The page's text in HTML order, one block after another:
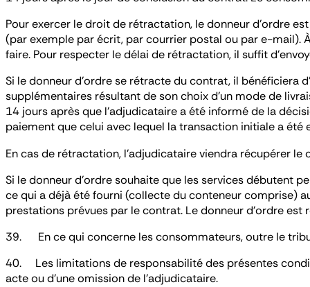
Pour exercer le droit de rétractation, le donneur d’ordre
(par exemple par écrit, par courrier postal ou par e-mail).
faire. Pour respecter le délai de rétractation, il suffit
Si le donneur d’ordre se rétracte du contrat, il bénéficiera
supplémentaires résultant de son choix d’un mode de
14 jours après que l’adjudicataire a été informé de la
paiement que celui avec lequel la transaction initiale a
En cas de rétractation, l’adjudicataire viendra récupérer le
Si le donneur d’ordre souhaite que les services débutent
ce qui a déjà été fourni (collecte du conteneur comprise)
prestations prévues par le contrat. Le donneur d’ordre
39. En ce qui concerne les consommateurs, outre le
40. Les limitations de responsabilité des présentes
acte ou d’une omission de l’adjudicataire.